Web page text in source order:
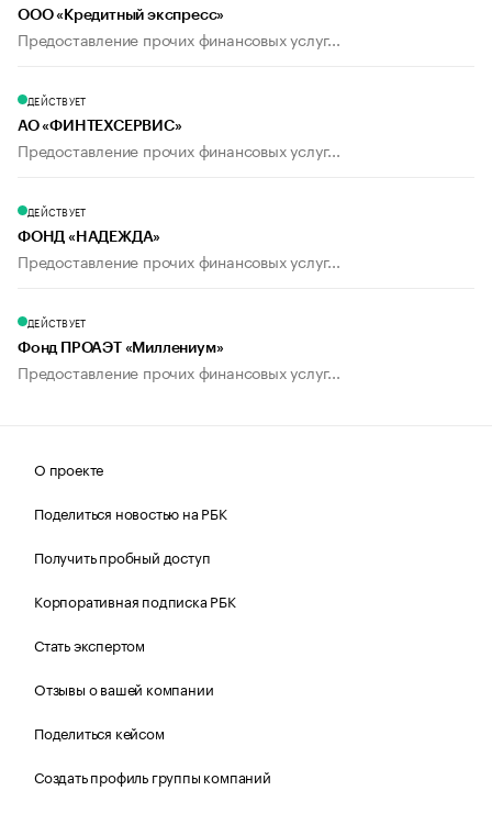
ООО «Кредитный экспресс»
Предоставление прочих финансовых услуг...
ДЕЙСТВУЕТ
АО «ФИНТЕХСЕРВИС»
Предоставление прочих финансовых услуг...
ДЕЙСТВУЕТ
ФОНД «НАДЕЖДА»
Предоставление прочих финансовых услуг...
ДЕЙСТВУЕТ
Фонд ПРОАЭТ «Миллениум»
Предоставление прочих финансовых услуг...
О проекте
Поделиться новостью на РБК
Получить пробный доступ
Корпоративная подписка РБК
Стать экспертом
Отзывы о вашей компании
Поделиться кейсом
Создать профиль группы компаний